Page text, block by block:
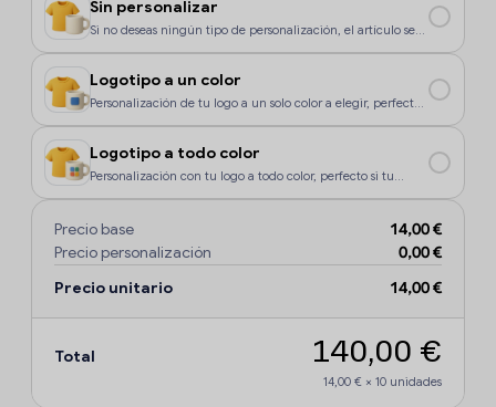
Sin personalizar
Si no deseas ningún tipo de personalización, el artículo se
Logotipo a un color
Personalización de tu logo a un solo color a elegir, perfecto
Logotipo a todo color
Personalización con tu logo a todo color, perfecto si tu
Precio base
14,00 €
Precio personalización
0,00 €
Precio unitario
14,00 €
Total 140,00 €
14,00 € × 10 unidades